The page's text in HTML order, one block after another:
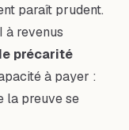
paraît prudent.
à revenus
précarité
à payer :
la preuve se